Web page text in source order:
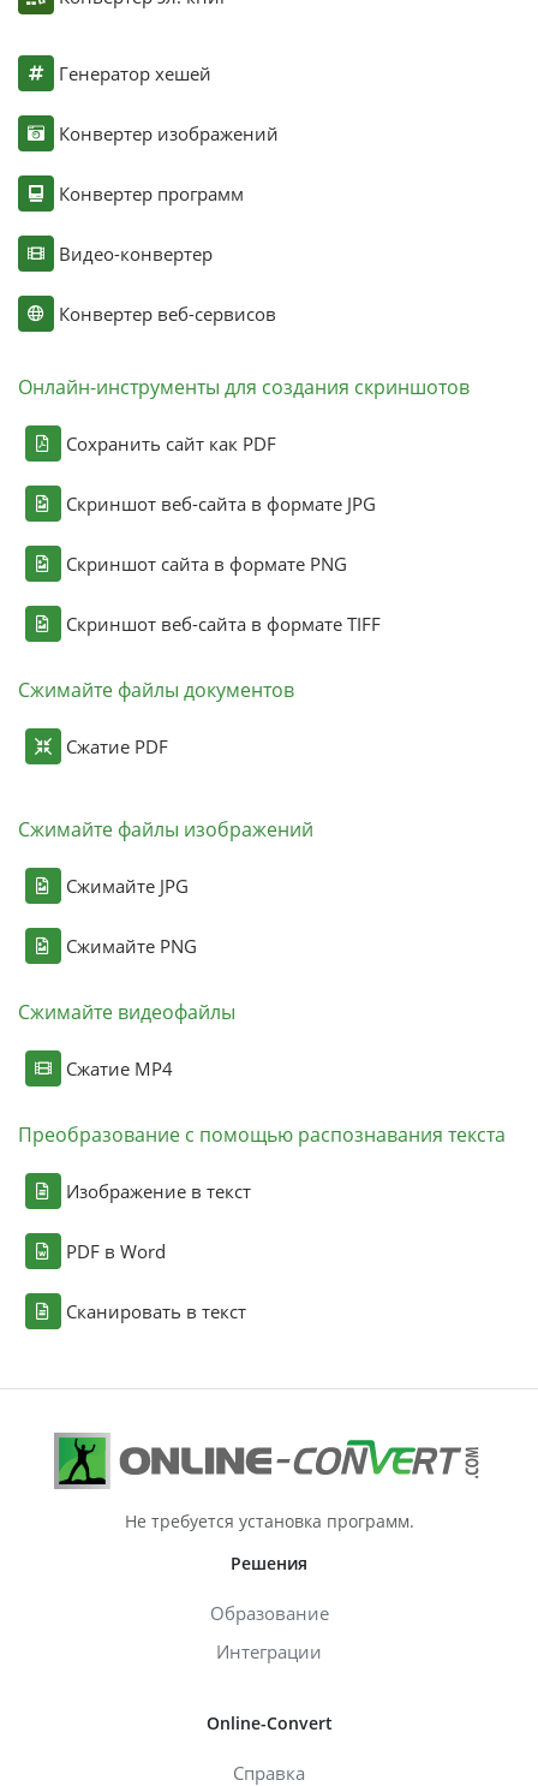
Генератор хешей
Конвертер изображений
Конвертер программ
Видео-конвертер
Конвертер веб-сервисов
Онлайн-инструменты для создания скриншотов
Сохранить сайт как PDF
Скриншот веб-сайта в формате JPG
Скриншот сайта в формате PNG
Скриншот веб-сайта в формате TIFF
Сжимайте файлы документов
Сжатие PDF
Сжимайте файлы изображений
Сжимайте JPG
Сжимайте PNG
Сжимайте видеофайлы
Сжатие MP4
Преобразование с помощью распознавания текста
Изображение в текст
PDF в Word
Сканировать в текст
Не требуется установка программ.
Решения
Образование
Интеграции
Online-Convert
Справка